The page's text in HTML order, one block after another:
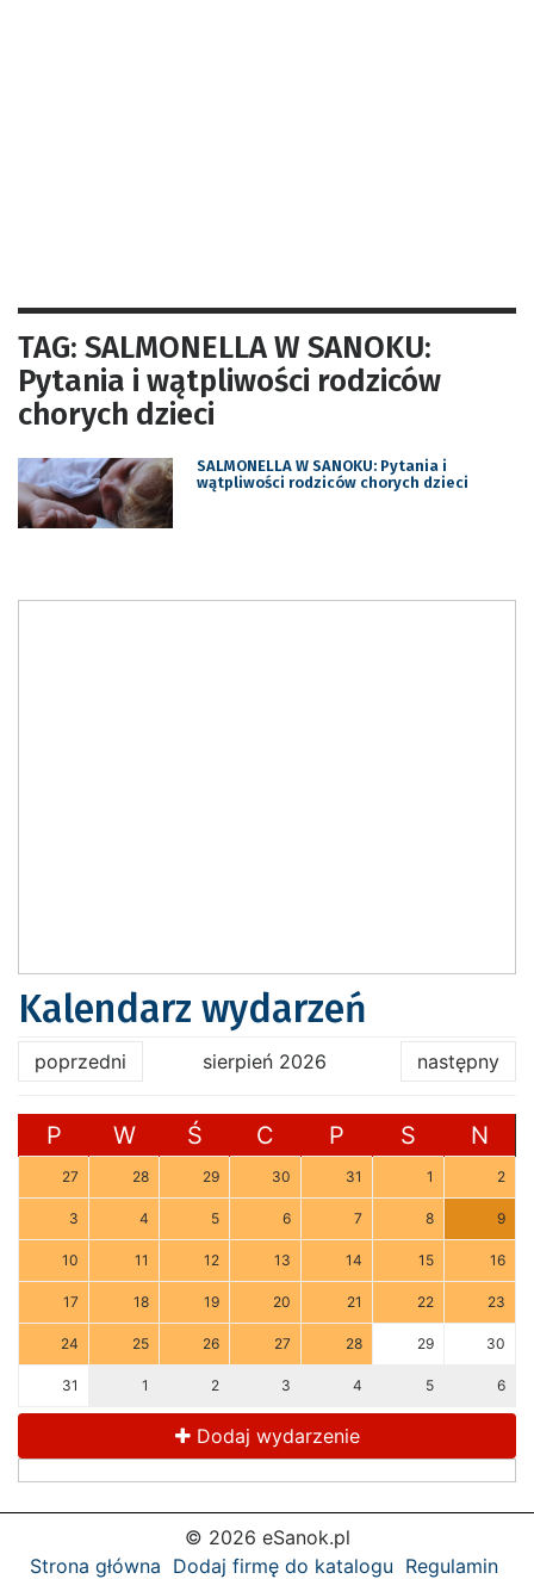
TAG: SALMONELLA W SANOKU:
Pytania i wątpliwości rodziców
chorych dzieci
SALMONELLA W SANOKU: Pytania i
wątpliwości rodziców chorych dzieci
Kalendarz wydarzeń
poprzedni sierpień 2026 następny
P W Ś C P S N
27 28 29 30 31 1 2
3 4 5 6 7 8 9
10 11 12 13 14 15 16
17 18 19 20 21 22 23
24 25 26 27 28 29 30
31 1 2 3 4 5 6
Dodaj wydarzenie
© 2026 eSanok.pl
Strona główna Dodaj firmę do katalogu Regulamin